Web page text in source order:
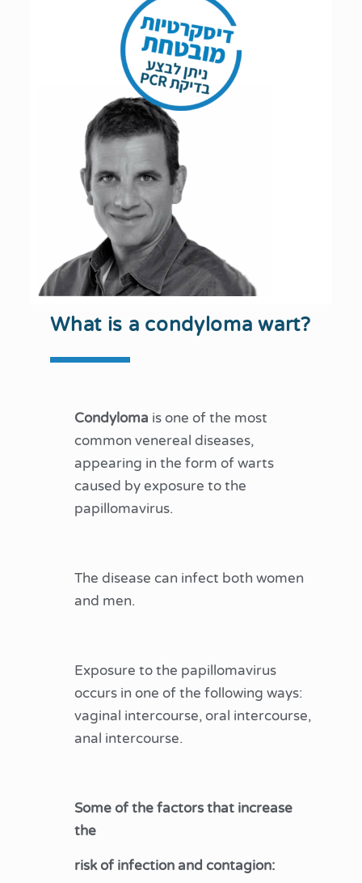
What is a condyloma wart?
Condyloma is one of the most
common venereal diseases,
appearing in the form of warts
caused by exposure to the
papillomavirus.
The disease can infect both women
and men.
Exposure to the papillomavirus
occurs in one of the following ways:
vaginal intercourse, oral intercourse,
anal intercourse.
Some of the factors that increase
the
risk of infection and contagion: